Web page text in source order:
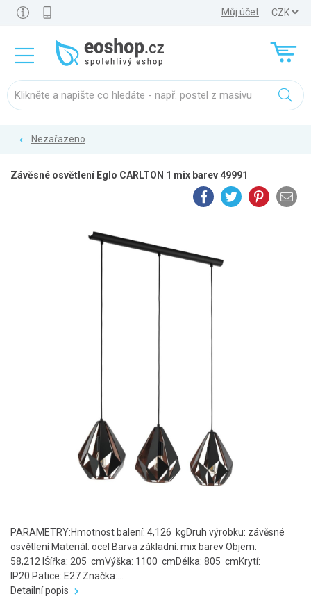
Můj účet
Nezařazeno
Závěsné osvětlení Eglo CARLTON 1 mix barev 49991
PARAMETRY:Hmotnost balení: 4,126 kgDruh výrobku: závěsné
osvětlení Materiál: ocel Barva základní: mix barev Objem:
58,212 lŠířka: 205 cmVýška: 1100 cmDélka: 805 cmKrytí:
IP20 Patice: E27 Značka:...
Detailní popis